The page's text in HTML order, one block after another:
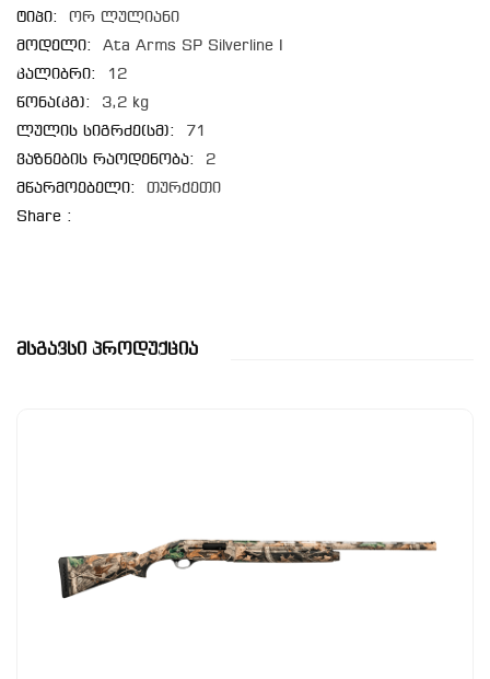
ტიპი:
ორ ლულიანი
მოდელი:
Ata Arms SP Silverline I
კალიბრი:
12
წონა(კგ):
3,2 kg
ლულის სიგრძე(სმ):
71
ვაზნების რაოდენობა:
2
მწარმოებელი:
თურქეთი
Share :
Მსგავსი Პროდუქცია